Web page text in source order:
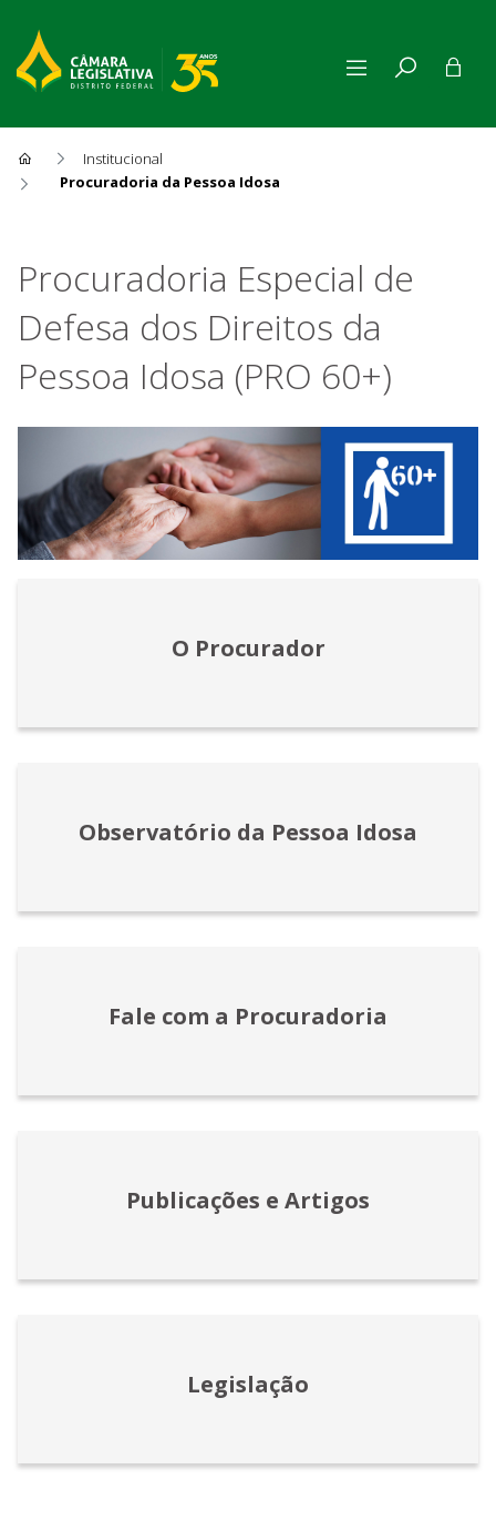
Institucional
Procuradoria da Pessoa Idosa
Procuradoria Especial de
Defesa dos Direitos da
Pessoa Idosa (PRO 60+)
O Procurador
Observatório da Pessoa Idosa
Fale com a Procuradoria
Publicações e Artigos
Legislação